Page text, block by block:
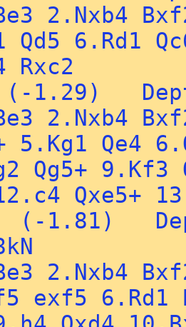
2.Nxb4
Qd5 6.Rd1
Rxc2
2.Nxb4
5.Kg1 Qe4
Qg5+ 9.Kf3
Qxe5+
1.81)
2.Nxb4
exf5 6.Rd1